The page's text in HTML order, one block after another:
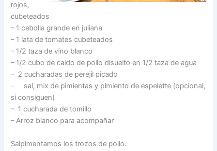
rojos,
cubeteados
– 1 cebolla grande en juliana
– 1 lata de tomates cubeteados
– 1/2 taza de vino blanco
– 1/2 cubo de caldo de pollo disuelto en 1/2 taza de agua
– 2 cucharadas de perejil picado
– sal, mix de pimientas y pimiento de espelette (opcional,
si consiguen)
– 1 cucharada de tomillo
– Arroz blanco para acompañar
Salpimentamos los trozos de pollo.